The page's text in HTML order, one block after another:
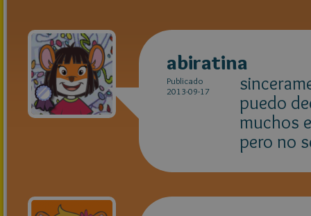
abiratina
Publicado
2013-09-17
puedo
muchos
pero no